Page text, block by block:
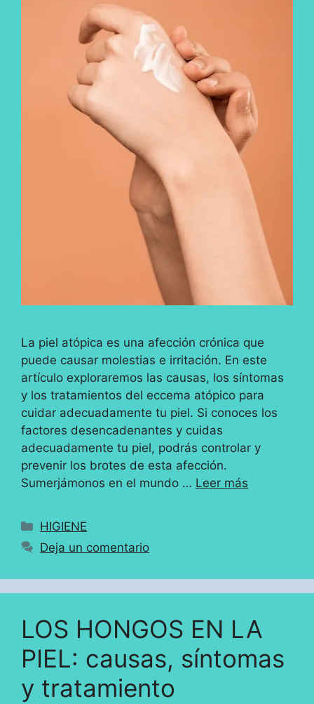
La piel atópica es una afección crónica que
puede causar molestias e irritación. En este
artículo exploraremos las causas, los síntomas
y los tratamientos del eccema atópico para
cuidar adecuadamente tu piel. Si conoces los
factores desencadenantes y cuidas
adecuadamente tu piel, podrás controlar y
prevenir los brotes de esta afección.
Sumerjámonos en el mundo … Leer más
Categorías
HIGIENE
Deja un comentario
LOS HONGOS EN LA
PIEL: causas, síntomas
y tratamiento